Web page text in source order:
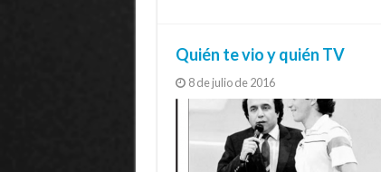
Quién te vio y quién TV
8 de julio de 2016